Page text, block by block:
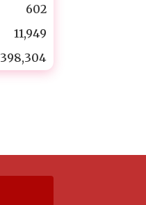
602
11,949
398,304